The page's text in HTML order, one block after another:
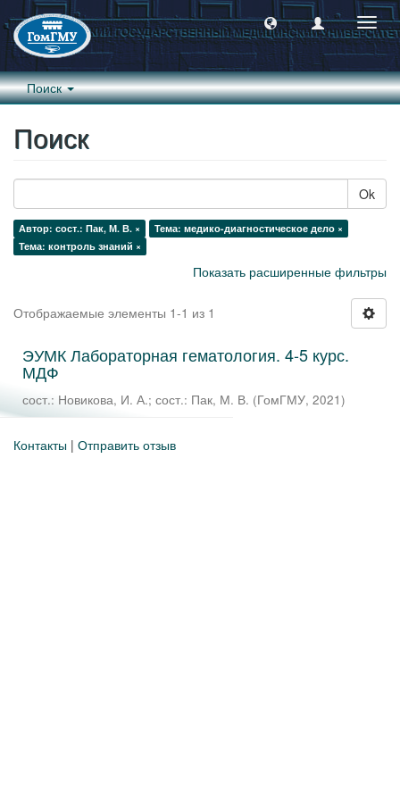
Поиск
Поиск
Ok
Автор: сост.: Пак, М. В. ×
Тема: медико-диагностическое дело ×
Тема: контроль знаний ×
Показать расширенные фильтры
Отображаемые элементы 1-1 из 1
ЭУМК Лабораторная гематология. 4-5 курс.
МДФ
сост.: Новикова, И. А.; сост.: Пак, М. В. (ГомГМУ, 2021)
Контакты | Отправить отзыв